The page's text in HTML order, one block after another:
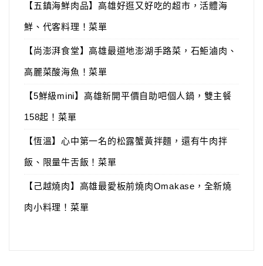
【五鎮海鮮肉品】高雄好逛又好吃的超市，活體海
鮮、代客料理！菜單
【尚澎湃食堂】高雄最道地澎湖手路菜，石鮔滷肉、
高麗菜酸海魚！菜單
【5鮮級mini】高雄新開平價自助吧個人鍋，雙主餐
158起！菜單
【恆溫】心中第一名的松露蟹黃拌麵，還有牛肉拌
飯、限量牛舌飯！菜單
【己越燒肉】高雄最愛板前燒肉Omakase，全新燒
肉小料理！菜單